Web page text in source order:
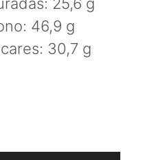
46,9 g
30,7 g